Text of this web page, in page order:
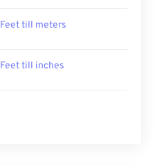
Feet till meters
Feet till inches